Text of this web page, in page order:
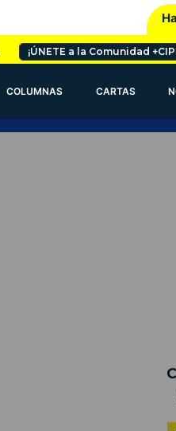
¡ÚNETE a la Comunidad
COLUMNAS CARTAS